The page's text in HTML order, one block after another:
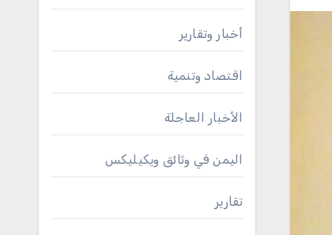
أخبار وتقارير
اقتصاد وتنمية
الأخبار العاجلة
اليمن في وثائق ويكيليكس
تقارير